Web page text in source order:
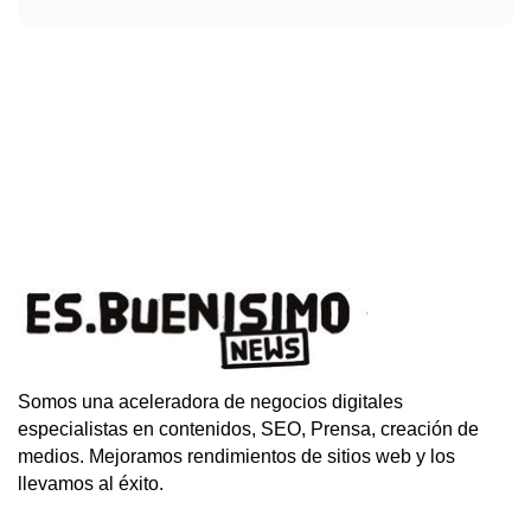
Somos una aceleradora de negocios digitales
especialistas en contenidos, SEO, Prensa, creación de
medios. Mejoramos rendimientos de sitios web y los
llevamos al éxito.